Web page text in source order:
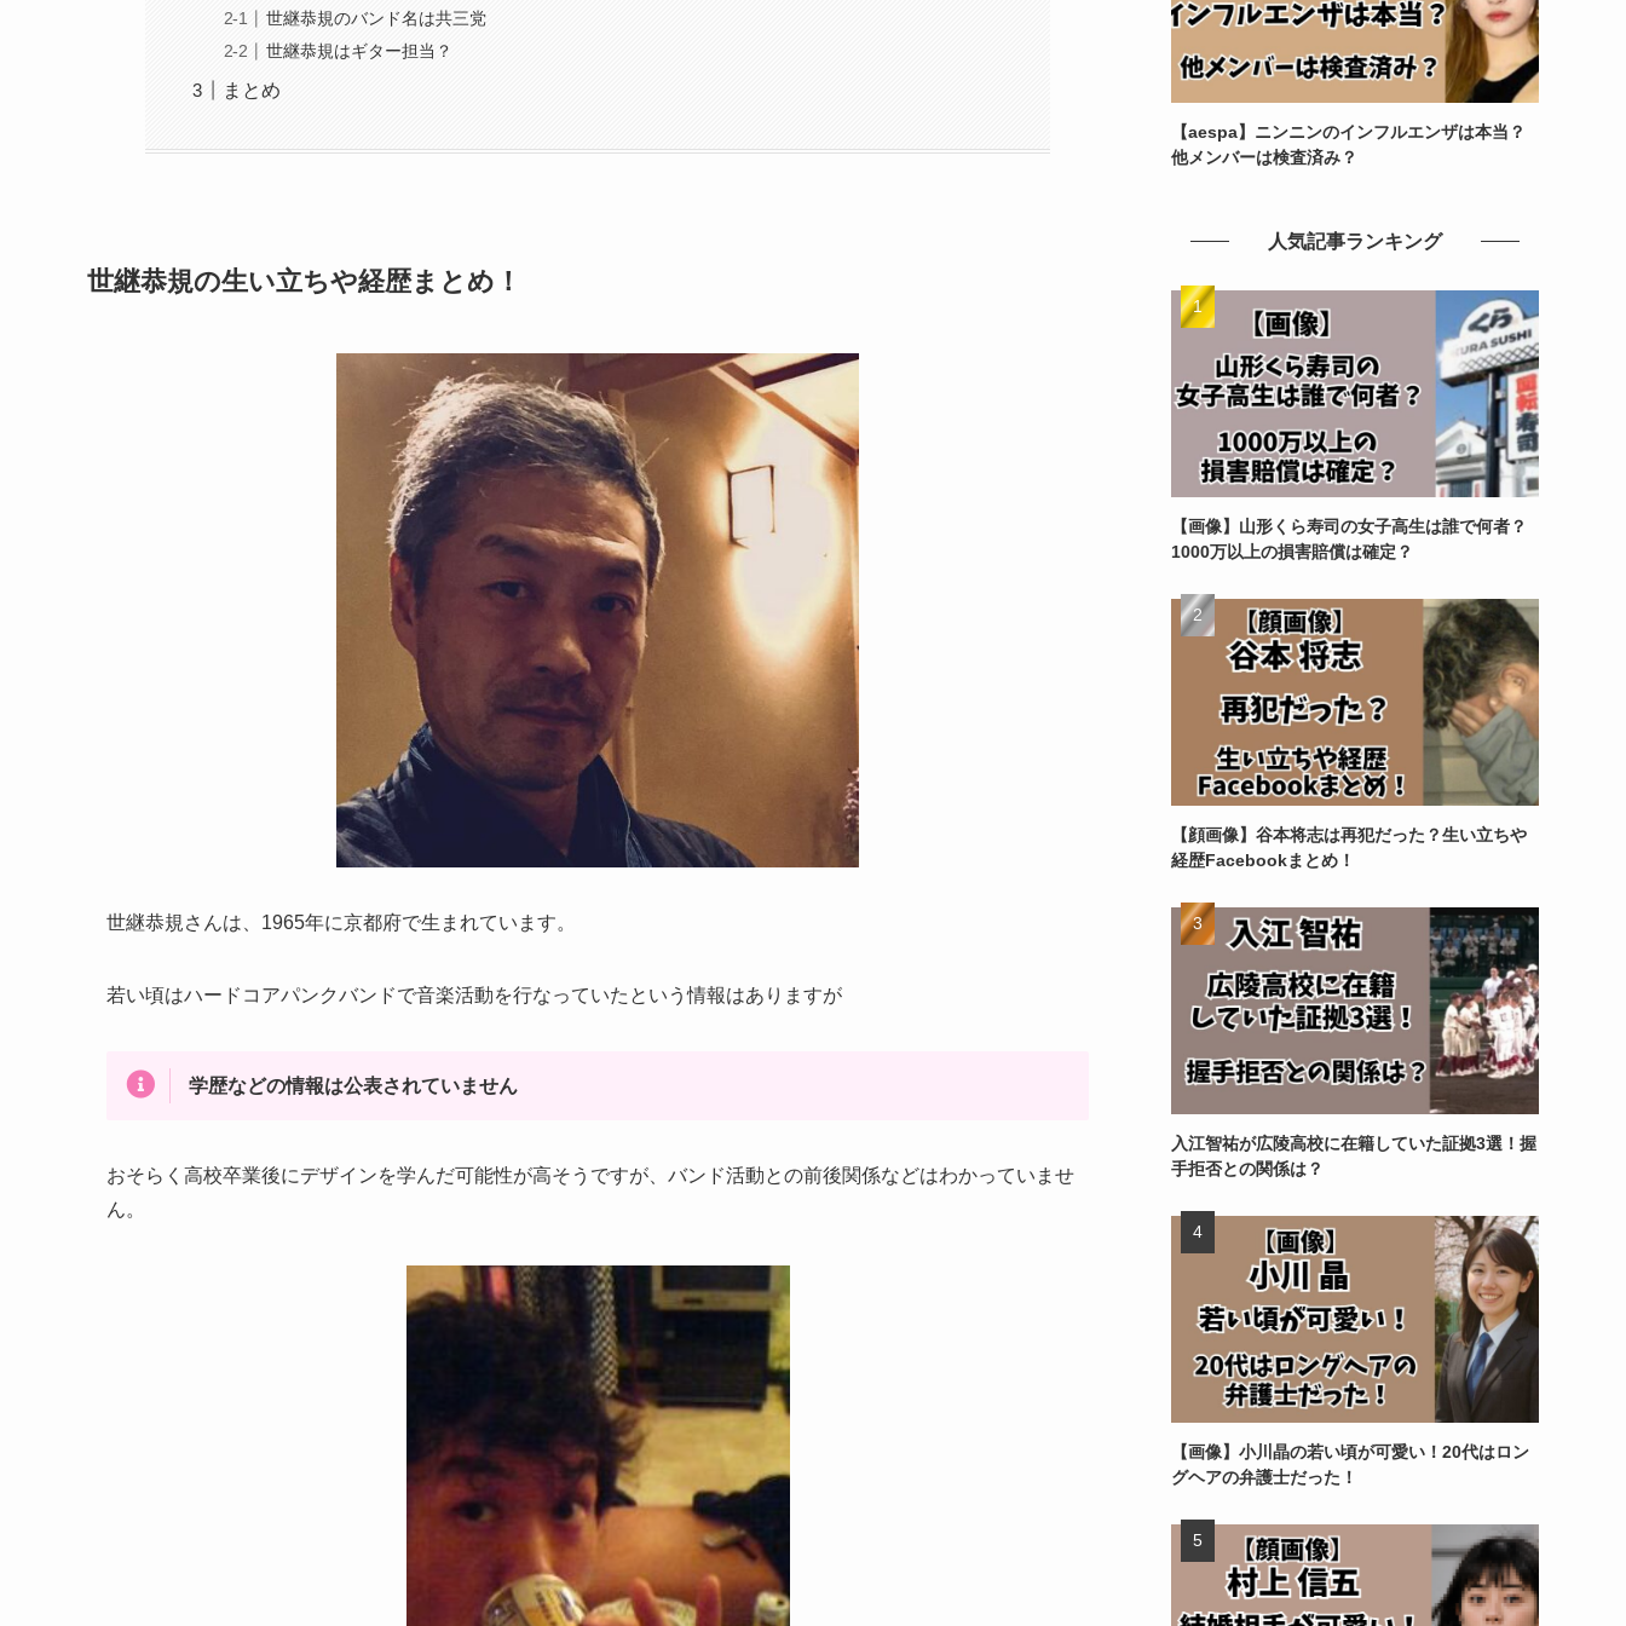
世継恭規のバンド名は共三党
世継恭規はギター担当？
まとめ
世継恭規の生い立ちや経歴まとめ！
世継恭規さんは、1965年に京都府で生まれています。
若い頃はハードコアパンクバンドで音楽活動を行なっていたという情報はありますが
学歴などの情報は公表されていません
おそらく高校卒業後にデザインを学んだ可能性が高そうですが、バンド活動との前後関係などはわかっていませ
ん。
【aespa】ニンニンのインフルエンザは本当？
他メンバーは検査済み？
人気記事ランキング
【画像】山形くら寿司の女子高生は誰で何者？
1000万以上の損害賠償は確定？
【顔画像】谷本将志は再犯だった？生い立ちや
経歴Facebookまとめ！
入江智祐が広陵高校に在籍していた証拠3選！握
手拒否との関係は？
【画像】小川晶の若い頃が可愛い！20代はロン
グヘアの弁護士だった！